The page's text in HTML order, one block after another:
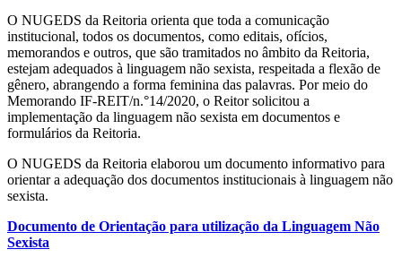
O NUGEDS da Reitoria orienta que toda a comunicação
institucional, todos os documentos, como editais, ofícios,
memorandos e outros, que são tramitados no âmbito da Reitoria,
estejam adequados à linguagem não sexista, respeitada a flexão de
gênero, abrangendo a forma feminina das palavras. Por meio do
Memorando IF-REIT/n.°14/2020, o Reitor solicitou a
implementação da linguagem não sexista em documentos e
formulários da Reitoria.
O NUGEDS da Reitoria elaborou um documento informativo para
orientar a adequação dos documentos institucionais à linguagem não
sexista.
Documento de Orientação para utilização da Linguagem Não
Sexista